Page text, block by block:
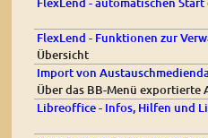
FlexLend - Funktionen zur
Übersicht
Import von
Über das BB-Menü
Libreoffice - Infos, Hilfen und